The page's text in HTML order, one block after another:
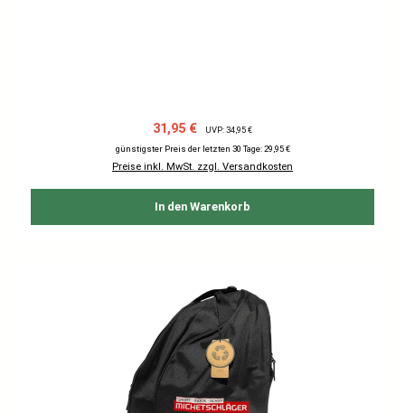
Verkaufspreis:
31,95 € Regulärer Preis:
UVP: 34,95 €
günstigster Preis der letzten 30 Tage: 29,95 €
Preise inkl. MwSt. zzgl. Versandkosten
In den Warenkorb